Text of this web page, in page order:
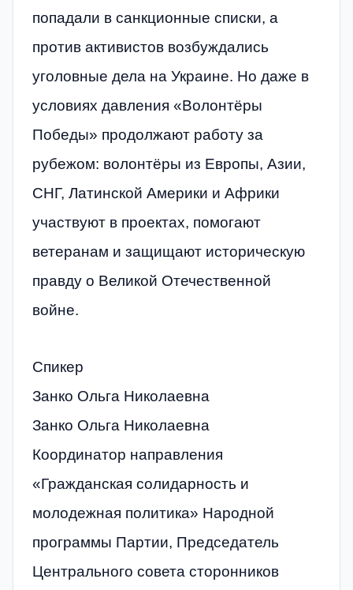
попадали в санкционные списки, а
против активистов возбуждались
уголовные дела на Украине. Но даже в
условиях давления «Волонтёры
Победы» продолжают работу за
рубежом: волонтёры из Европы, Азии,
СНГ, Латинской Америки и Африки
участвуют в проектах, помогают
ветеранам и защищают историческую
правду о Великой Отечественной
войне.
Спикер
Занко Ольга Николаевна
Занко Ольга Николаевна
Координатор направления
«Гражданская солидарность и
молодежная политика» Народной
программы Партии, Председатель
Центрального совета сторонников